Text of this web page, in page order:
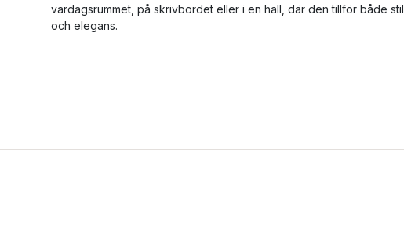
vardagsrummet, på skrivbordet eller i en hall, där den tillför både stil
och elegans.